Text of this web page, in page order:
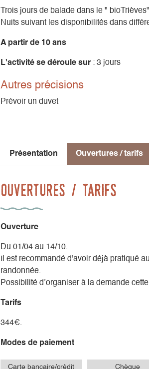
Trois jours de balade dans le "
Nuits suivant les disponibilités dans
A partir de 10 ans
L'activité se déroule sur : 3 jours
Autres précisions
Prévoir un duvet
Présentation Ouvertures / tarifs
Ouvertures / tarifs
Ouverture
Du 01/04 au 14/10.
Il est recommandé d'avoir déjà pratiqué
randonnée.
Possibilité d’organiser à la demande
Tarifs
344€.
Modes de paiement
Carte bancaire/crédit Chèque